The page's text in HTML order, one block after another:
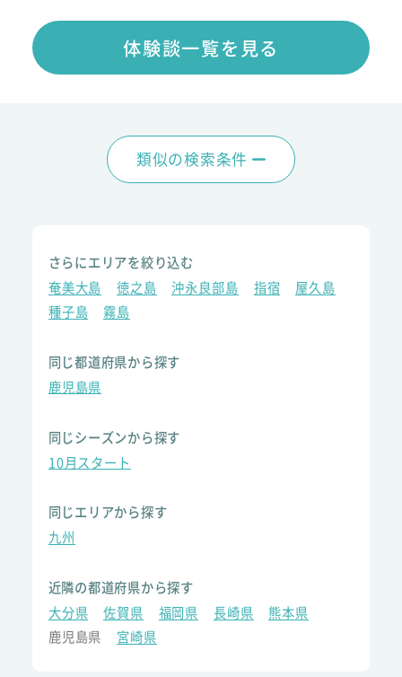
体験談一覧を見る
類似の検索条件
さらにエリアを絞り込む
奄美大島
徳之島 沖永良部島 指宿
屋久島
種子島
霧島
同じ都道府県から探す
鹿児島県
同じシーズンから探す
10月スタート
同じエリアから探す
九州
近隣の都道府県から探す
大分県
佐賀県 福岡県 長崎県
熊本県
鹿児島県
宮崎県